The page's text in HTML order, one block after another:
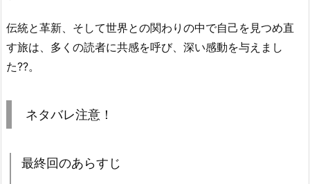
伝統と革新、そして世界との関わりの中で自己を見つめ直
す旅は、多くの読者に共感を呼び、深い感動を与えまし
た??。
ネタバレ注意！
最終回のあらすじ